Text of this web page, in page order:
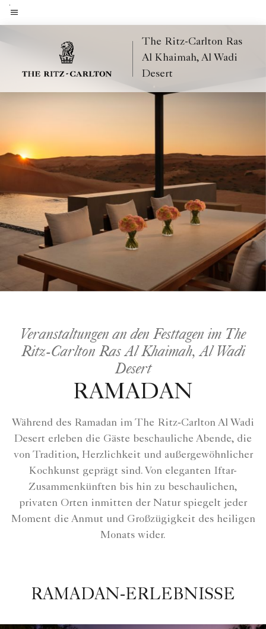
Skip
toMenütext
The Ritz-Carlton Ras
Al Khaimah, Al Wadi
Desert
Veranstaltungen an den Festtagen im The
Ritz-Carlton Ras Al Khaimah, Al Wadi
Desert
RAMADAN
Während des Ramadan im The Ritz‑Carlton Al Wadi
Desert erleben die Gäste beschauliche Abende, die
von Tradition, Herzlichkeit und außergewöhnlicher
Kochkunst geprägt sind. Von eleganten Iftar-
Zusammenkünften bis hin zu beschaulichen,
privaten Orten inmitten der Natur spiegelt jeder
Moment die Anmut und Großzügigkeit des heiligen
Monats wider.
RAMADAN-ERLEBNISSE